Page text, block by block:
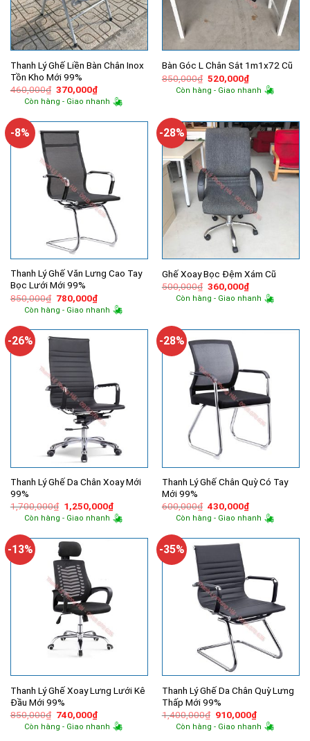
Thanh Lý Ghế Liền Bàn Chân Inox
Tồn Kho Mới 99%
460,000₫ Giá
gốc
là:
370,000₫Giá
hiện
tại
370,000₫.
Còn hàng - Giao nhanh
Bàn Góc L Chân Sắt 1m1x72 Cũ
850,000₫ Giá
gốc
là:
520,000₫Giá
hiện
tại
Còn hàng - Giao nhanh
-8%
Thanh Lý Ghế Văn Lưng Cao Tay
Bọc Lưới Mới 99%
850,000₫ Giá
gốc
là:
780,000₫Giá
hiện
tại
780,000₫.
Còn hàng - Giao nhanh
-28%
Ghế Xoay Bọc Đệm Xám Cũ
500,000₫ Giá
gốc
là:
360,000₫Giá
hiện
tại
Còn hàng - Giao nhanh
-26%
Thanh Lý Ghế Da Chân Xoay Mới
99%
1,700,000₫ Giá
gốc
là:
1,250,000₫Giá
hiện
tại
1,250,000₫.
Còn hàng - Giao nhanh
-28%
Thanh Lý Ghế Chân Quỳ Có Tay
Mới 99%
600,000₫ Giá
gốc
là:
430,000₫Giá
hiện
tại
430,000₫.
Còn hàng - Giao nhanh
-13%
Thanh Lý Ghế Xoay Lưng Lưới Kê
Đầu Mới 99%
850,000₫ Giá
gốc
là:
740,000₫Giá
hiện
tại
Còn hàng - Giao nhanh
-35%
Thanh Lý Ghế Da Chân Quỳ Lưng
Thấp Mới 99%
1,400,000₫ Giá
gốc
là:
910,000₫Giá
hiện
tại
Còn hàng - Giao nhanh